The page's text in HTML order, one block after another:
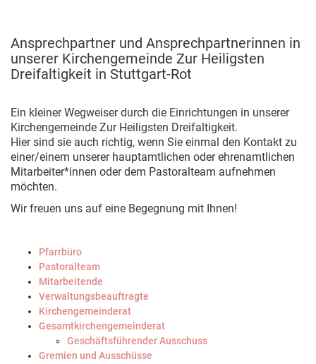
Ansprechpartner und Ansprechpartnerinnen in
unserer Kirchengemeinde Zur Heiligsten
Dreifaltigkeit in Stuttgart-Rot
Ein kleiner Wegweiser durch die Einrichtungen in unserer
Kirchengemeinde Zur Heiligsten Dreifaltigkeit.
Hier sind sie auch richtig, wenn Sie einmal den Kontakt zu
einer/einem unserer hauptamtlichen oder ehrenamtlichen
Mitarbeiter*innen oder dem Pastoralteam aufnehmen
möchten.
Wir freuen uns auf eine Begegnung mit Ihnen!
Pfarrbüro
Pastoralteam
Mitarbeitende
Verwaltungsbeauftragte
Kirchengemeinderat
Gesamtkirchengemeinderat
Geschäftsführender Ausschuss
Gremien und Ausschüsse